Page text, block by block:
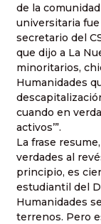
de la comunidad
universitaria
secretario del
que dijo a La
minoritarios,
Humanidades
cuando en
activos’”.
La frase
verdades al
principio, es
estudiantil del
Humanidades
terrenos. Pero